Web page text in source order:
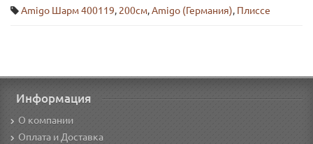
Amigo Шарм 400119, 200см,Amigo (Германия), Плиссе
Информация
О компании
Оплата и Доставка